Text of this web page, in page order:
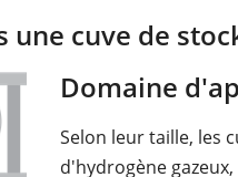
une cuve de
Domaine
Selon leur taille, les
d'hydrogène